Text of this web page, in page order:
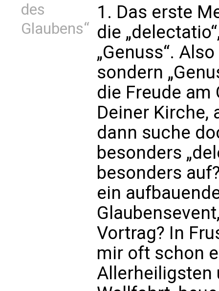
des
Glaubens“
1. Das erste
die
„Genuss“.
sondern
die Freude am
Deiner Kirche,
dann suche
besonders
besonders
ein
Vortrag? In
mir oft schon
Allerheiligsten